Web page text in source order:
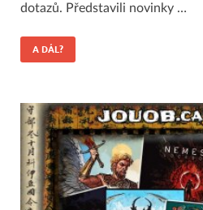
dotazů. Představili novinky …
A DÁL?